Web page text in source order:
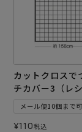
カットクロスで
チカバー3（レシ
メール便10個まで可
¥110税込